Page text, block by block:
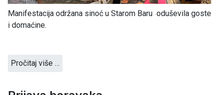
Manifestacija održana sinoć u Starom Baru oduševila goste
i domaćine.
Pročitaj više …